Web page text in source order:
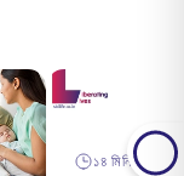
১৪ মিনিট পড়তে